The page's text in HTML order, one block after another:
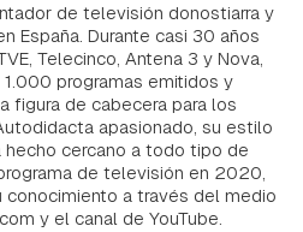
de televisión donostiarra y
España. Durante casi 30 años
Telecinco, Antena 3 y Nova,
programas emitidos y
figura de cabecera para los
apasionado, su estilo
cercano a todo tipo de
de televisión en 2020,
conocimiento a través del medio
y el canal de YouTube.